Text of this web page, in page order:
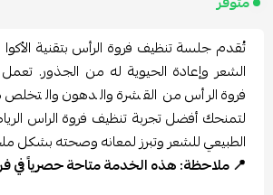
تُقدم جلسة تنظيف فروة الرأس بتقنية الأكوا
الشعر وإعادة الحيوية له من الجذور.
فروة الرأس من القشرة والدهون والتخلص
لتمنحك أفضل تجربة تنظيف فروة الراس
الطبيعي للشعر وتبرز لمعانه وصحته بشكل
📍 ملاحظة: هذه الخدمة متاحة حصرياً في